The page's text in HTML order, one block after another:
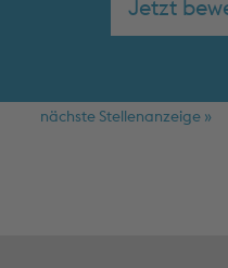
Jetzt
nächste Stellenanzeige »